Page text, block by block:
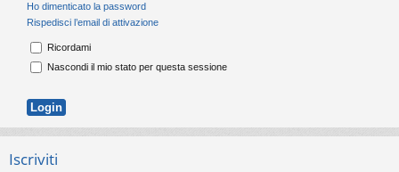
Ho dimenticato la password
Rispedisci l’email di attivazione
Ricordami
Nascondi il mio stato per questa sessione
Iscriviti